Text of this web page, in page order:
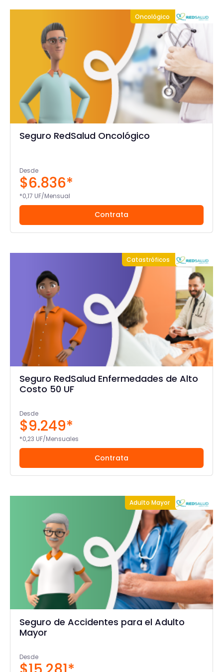
Oncológico
Seguro RedSalud Oncológico
Desde
$6.836*
*0,17 UF/Mensual
Contrata
Catastróficos
Seguro RedSalud Enfermedades de Alto
Costo 50 UF
Desde
$9.249*
*0,23 UF/Mensuales
Contrata
Adulto Mayor
Seguro de Accidentes para el Adulto
Mayor
Desde